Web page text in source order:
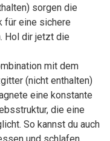
sorgen die
für eine sichere
Hol dir jetzt die
mit dem
(nicht enthalten)
eine konstante
die eine
So kannst du auch